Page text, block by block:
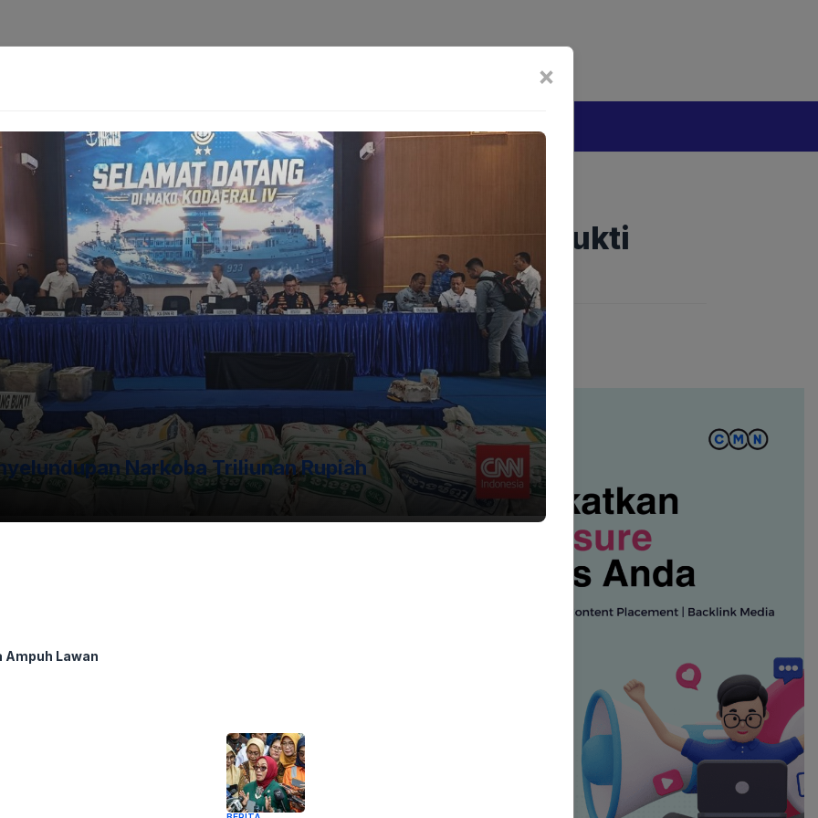
[aioseo_breadcrumbs]
AS Tertangkap! Permen Ganja Jadi Bukti
Harimurti 14-05-2025 - 12.31
Facebook
Mastodon
Email
×
Narkoba Triliunan Rupiah
Ampuh Lawan